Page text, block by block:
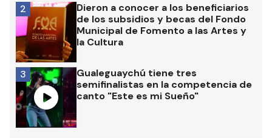
Dieron a conocer a los beneficiarios
de los subsidios y becas del Fondo
Municipal de Fomento a las Artes y
la Cultura
2
Gualeguaychú tiene tres
semifinalistas en la competencia de
canto "Este es mi Sueño"
3